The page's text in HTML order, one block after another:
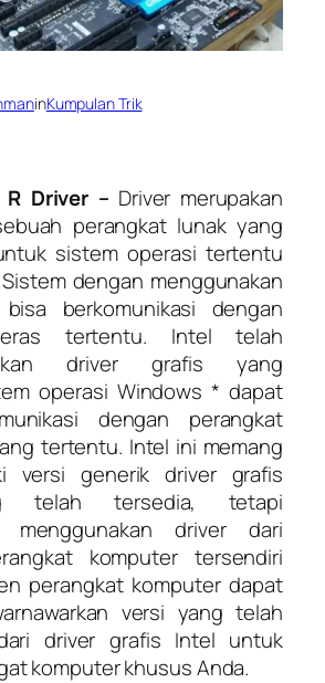
inKumpulan Trik
Driver – Driver merupakan
perangkat lunak yang
sistem operasi tertentu
dengan menggunakan
berkomunikasi dengan
tertentu. Intel telah
driver grafis yang
operasi Windows * dapat
dengan perangkat
tertentu. Intel ini memang
versi generik driver grafis
telah tersedia, tetapi
menggunakan driver dari
komputer tersendiri
perangkat komputer dapat
versi yang telah
driver grafis Intel untuk
komputer khusus Anda.